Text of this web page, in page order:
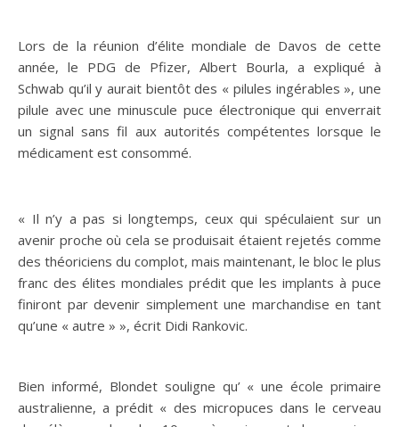
Lors de la réunion d’élite mondiale de Davos de cette
année, le PDG de Pfizer, Albert Bourla, a expliqué à
Schwab qu’il y aurait bientôt des « pilules ingérables », une
pilule avec une minuscule puce électronique qui enverrait
un signal sans fil aux autorités compétentes lorsque le
médicament est consommé.
« Il n’y a pas si longtemps, ceux qui spéculaient sur un
avenir proche où cela se produisait étaient rejetés comme
des théoriciens du complot, mais maintenant, le bloc le plus
franc des élites mondiales prédit que les implants à puce
finiront par devenir simplement une marchandise en tant
qu’une « autre » », écrit Didi Rankovic.
Bien informé, Blondet souligne qu’ « une école primaire
australienne, a prédit « des micropuces dans le cerveau